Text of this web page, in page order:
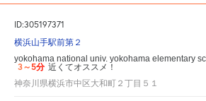
ID:305197371
横浜山手駅前第２
yokohama national univ. yokohama elementary
3～5分 近くてオススメ！
神奈川県横浜市中区大和町２丁目５１